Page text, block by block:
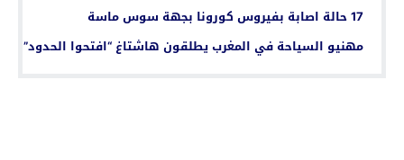
17 حالة اصابة بفيروس كورونا بجهة سوس ماسة
مهنيو السياحة في المغرب يطلقون هاشتاغ “افتحوا الحدود”